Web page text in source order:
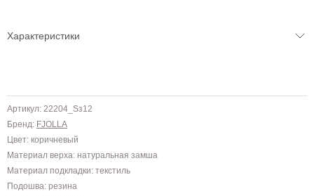
Характеристики
Артикул: 22204_Sз12
Бренд: FJOLLA
Цвет: коричневый
Материал верха: натуральная замша
Материал подкладки: текстиль
Подошва: резина